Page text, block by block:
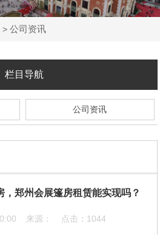
>公司资讯
栏目导航
公司资讯
，郑州会展篷房租赁能实现吗？
来源： 点击：1044